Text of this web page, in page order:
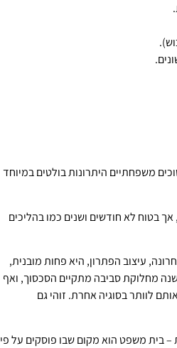
משפחתיים היתרונות בולטים במיוחד
בטוח לא חודשים ושנים כמו בהליכים
עיצוב הפתרון, היא פחות מובנית,
מחלוקת סביבה מתקיים הסכסוך, ואף
לוותר בסוגיה אחרת. זוהי גם
בית משפט הוא מקום שבו פוסקים על פי